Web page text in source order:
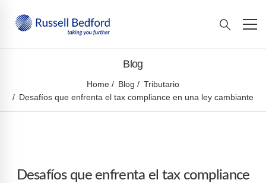
Blog
Home Blog
Tributario
Desafíos que enfrenta el tax compliance en una ley cambiante
Desafíos que enfrenta el tax compliance